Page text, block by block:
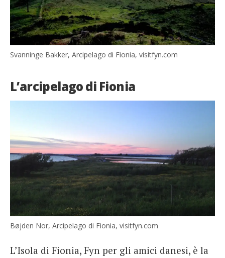
Svanninge Bakker, Arcipelago di Fionia, visitfyn.com
L’arcipelago di Fionia
Bøjden Nor, Arcipelago di Fionia, visitfyn.com
L’Isola di Fionia, Fyn per gli amici danesi, è la